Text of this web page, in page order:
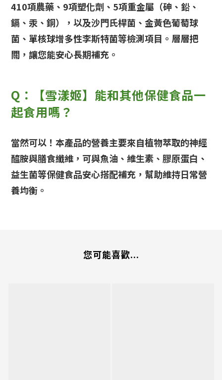
410項農藥、9項塑化劑、5項重金屬（砷、鉛、
鎘、汞、銅），以及沙門氏桿菌、金黃色葡萄球
菌、單核球增多性李斯特菌等檢測項目。層層把
關，讓您能安心長期補充。
Q：【雪漾姬】能和其他保健食品一
起食用嗎？
當然可以！本產品的營養主要來自植物萃取的神經
醯胺與膳食纖維，可與魚油、維生素、膠原蛋白、
益生菌等保健食品安心搭配補充，幫助維持日常營
養均衡。
您可能喜歡...